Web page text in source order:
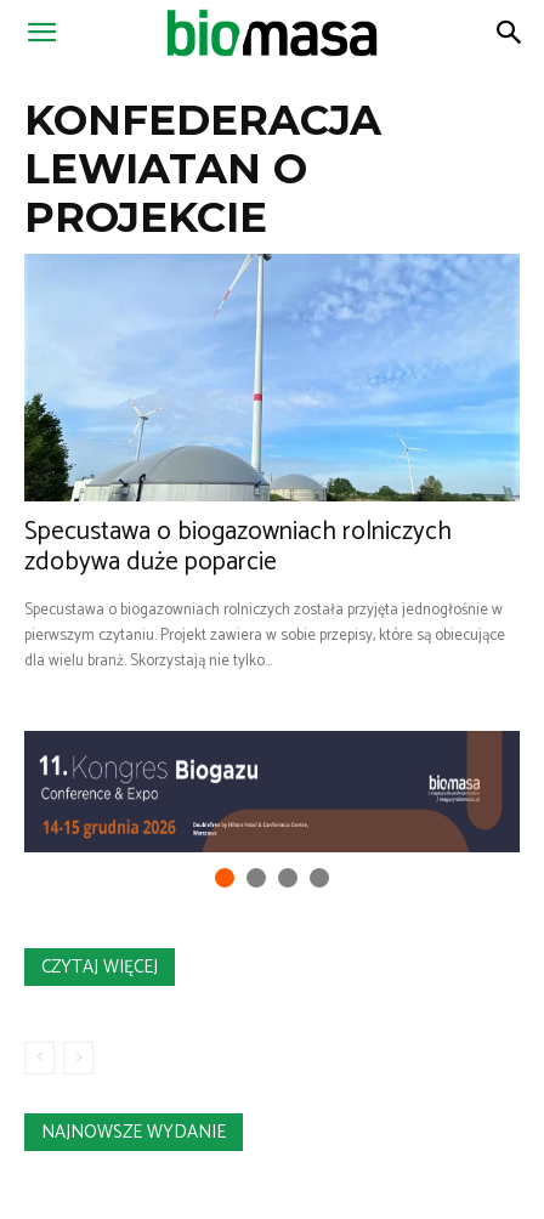
Magazyn
KONFEDERACJA
LEWIATAN O
PROJEKCIE
Specustawa o biogazowniach rolniczych
zdobywa duże poparcie
Specustawa o biogazowniach rolniczych została przyjęta jednogłośnie w
pierwszym czytaniu. Projekt zawiera w sobie przepisy, które są obiecujące
dla wielu branż. Skorzystają nie tylko...
CZYTAJ WIĘCEJ
NAJNOWSZE WYDANIE